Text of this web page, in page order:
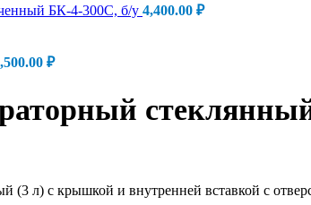
БК-4-300С, б/у 4,400.00 ₽
₽
(3 л) с крышкой и внутренней вставкой с